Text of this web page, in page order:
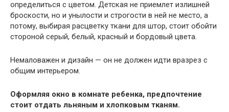
определиться с цветом. Детская не приемлет излишней
броскости, но и унылости и строгости в ней не место, а
потому, выбирая расцветку ткани для штор, стоит обойти
стороной серый, белый, красный и бордовый цвета.
Немаловажен и дизайн — он не должен идти вразрез с
общим интерьером.
Оформляя окно в комнате ребенка, предпочтение
стоит отдать льняным и хлопковым тканям.